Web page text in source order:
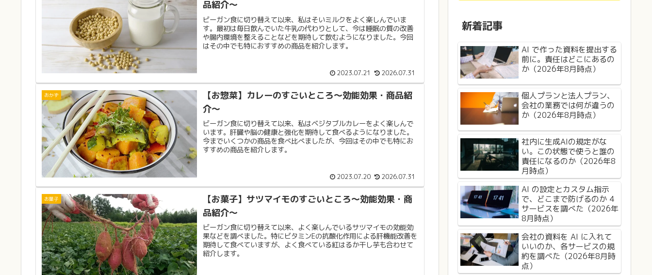
品紹介〜
ビーガン食に切り替えて以来、私はそいミルクをよく楽しんでいま
す。最初は毎日飲んでいた牛乳の代わりとして、今は睡眠の質の改善
や腸内環境を整えることなどを期待して飲むようになりました。今回
はその中でも特におすすめの商品を紹介します。
2023.07.21 2026.07.31
おかず
【お惣菜】カレーのすごいところ〜効能効果・商品紹
介〜
ビーガン食に切り替えて以来、私はベジタブルカレーをよく楽しんで
います。肝臓や脳の健康と強化を期待して食べるようになりました。
今までいくつかの商品を食べ比べましたが、今回はその中でも特にお
すすめの商品を紹介します。
2023.07.20 2026.07.31
お菓子
【お菓子】サツマイモのすごいところ〜効能効果・商
品紹介〜
ビーガン食に切り替えて以来、よく楽しんでいるサツマイモの効能効
果などを調べました。特にビタミンEの抗酸化作用による肝機能改善を
期待して食べていますが、よく食べている紅はるか干し芋も合わせて
紹介します。
新着記事
AI で作った資料を提出する
前に。責任はどこにあるの
か（2026年8月時点）
個人プランと法人プラン、
会社の業務では何が違うの
か（2026年8月時点）
社内に生成AIの規定がな
い。この状態で使うと誰の
責任になるのか（2026年8
月時点）
AI の設定とカスタム指示
で、どこまで防げるのか 4
サービスを調べた（2026年
8月時点）
会社の資料を AI に入れて
いいのか、各サービスの規
約を調べた（2026年8月時
点）